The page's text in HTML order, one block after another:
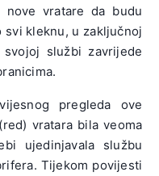
vratare da budu
kleknu, u zaključnoj
službi zavrijede
pregleda ove
vratara bila veoma
ujedinjavala službu
Tijekom povijesti